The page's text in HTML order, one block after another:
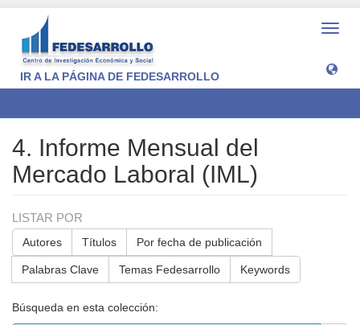
IR A LA PÁGINA DE FEDESARROLLO
4. Informe Mensual del
Mercado Laboral (IML)
LISTAR POR
Autores Títulos Por fecha de publicación
Palabras Clave Temas Fedesarrollo Keywords
Búsqueda en esta colección: